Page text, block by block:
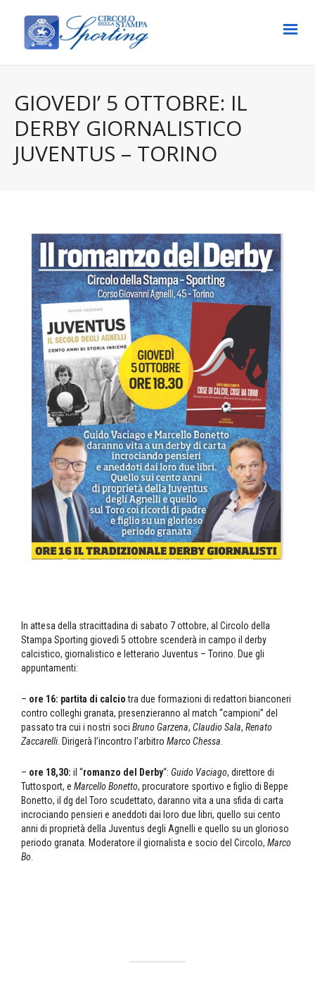
GIOVEDI’ 5 OTTOBRE: IL
DERBY GIORNALISTICO
JUVENTUS – TORINO
In attesa della stracittadina di sabato 7 ottobre, al Circolo della
Stampa Sporting giovedì 5 ottobre scenderà in campo il derby
calcistico, giornalistico e letterario Juventus – Torino. Due gli
appuntamenti:
– ore 16: partita di calciotra due formazioni di redattori bianconeri
contro colleghi granata, presenzieranno al match “campioni” del
passato tra cui i nostri soci Bruno Garzena, Claudio Sala, Renato
Zaccarelli . Dirigerà l’incontro l’arbitro Marco Chessa
– ore 18,30: il “romanzo del Derby“: Guido Vaciago, direttore di
Tuttosport, e Marcello Bonetto, procuratore sportivo e figlio di Beppe
Bonetto, il dg del Toro scudettato, daranno vita a una sfida di carta
incrociando pensieri e aneddoti dai loro due libri, quello sui cento
anni di proprietà della Juventus degli Agnelli e quello su un glorioso
periodo granata. Moderatore il giornalista e socio del Circolo, Marco
Bo